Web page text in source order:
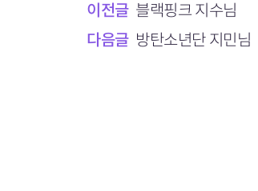
이전글 블랙핑크 지수님
다음글 방탄소년단 지민님